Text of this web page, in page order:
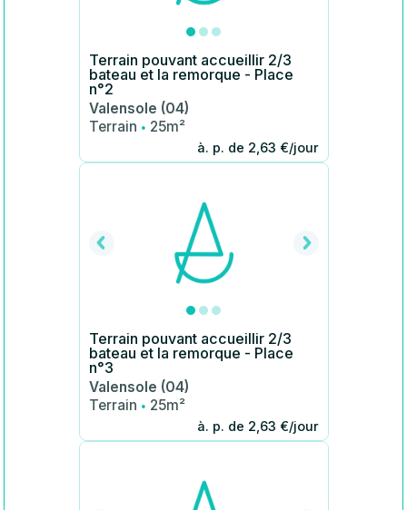
Terrain pouvant accueillir 2/3
bateau et la remorque - Place
n°2
Valensole (04)
Terrain · 25m²
à. p. de 2,63 €/jour
Terrain pouvant accueillir 2/3
bateau et la remorque - Place
n°3
Valensole (04)
Terrain · 25m²
à. p. de 2,63 €/jour